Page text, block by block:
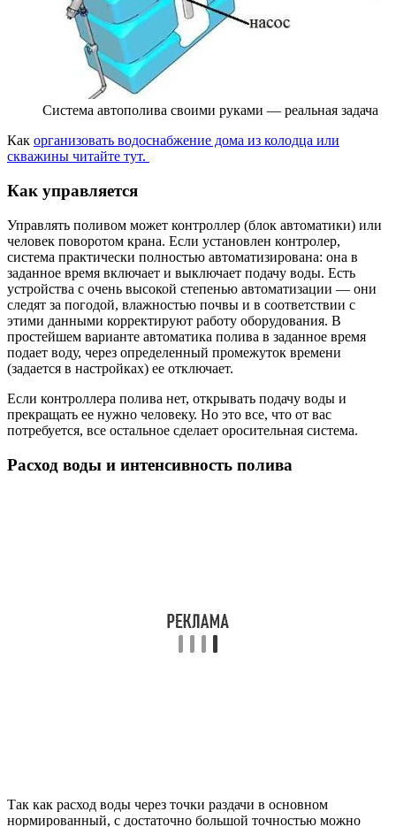
Система автополива своими руками — реальная задача
Как организовать водоснабжение дома из колодца или
скважины читайте тут.
Как управляется
Управлять поливом может контроллер (блок автоматики) или
человек поворотом крана. Если установлен контролер,
система практически полностью автоматизирована: она в
заданное время включает и выключает подачу воды. Есть
устройства с очень высокой степенью автоматизации — они
следят за погодой, влажностью почвы и в соответствии с
этими данными корректируют работу оборудования. В
простейшем варианте автоматика полива в заданное время
подает воду, через определенный промежуток времени
(задается в настройках) ее отключает.
Если контроллера полива нет, открывать подачу воды и
прекращать ее нужно человеку. Но это все, что от вас
потребуется, все остальное сделает оросительная система.
Расход воды и интенсивность полива
Так как расход воды через точки раздачи в основном
нормированный, с достаточно большой точностью можно